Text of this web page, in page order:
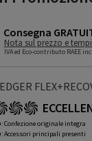
Consegna
Nota sul prezzo e
IVA ed Eco-contributo RAEE
: Confezione originale integra
: Accessori principali presenti